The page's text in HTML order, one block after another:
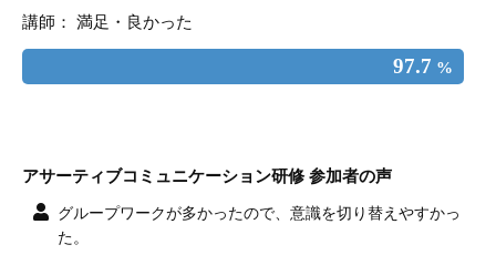
講師： 満足・良かった
97.7 %
アサーティブコミュニケーション研修 参加者の声
グループワークが多かったので、意識を切り替えやすかっ
た。